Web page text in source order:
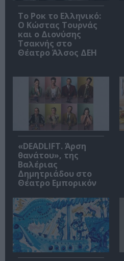
Το Ροκ το Ελληνικό:
Ο Κώστας Τουρνάς
και ο Διονύσης
Τσακνής στο
Θέατρο Άλσος ΔΕΗ
«DEADLIFT. Άρση
θανάτου», της
Βαλέριας
Δημητριάδου στο
Θέατρο Εμπορικόν